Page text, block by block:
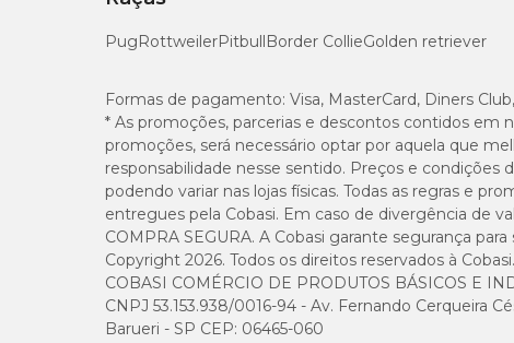
PugRottweilerPitbullBorder CollieGolden retriever
Formas de pagamento: Visa, MasterCard, Diners
* As promoções, parcerias e descontos contidos em
promoções, será necessário optar por aquela que
responsabilidade nesse sentido. Preços e
podendo variar nas lojas físicas. Todas as regras e
entregues pela Cobasi. Em caso de divergência de
COMPRA SEGURA. A Cobasi garante segurança
Copyright 2026. Todos os direitos reservados à Cobasi.
COBASI COMÉRCIO DE PRODUTOS BÁSICOS E
CNPJ 53.153.938/0016-94 - Av. Fernando Cerqueira
Barueri - SP CEP: 06465-060